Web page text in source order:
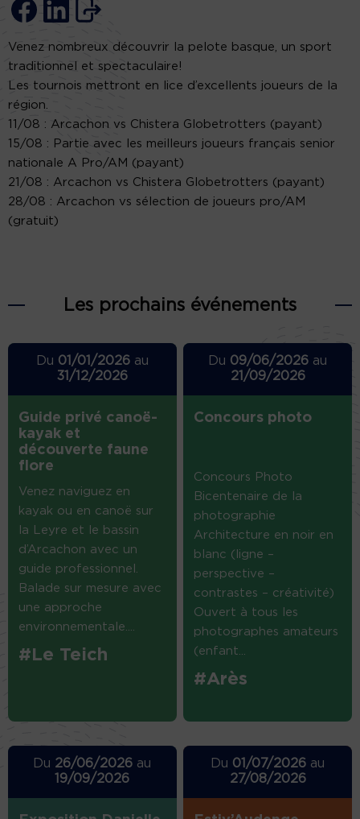
Venez nombreux découvrir la pelote basque, un sport
traditionnel et spectaculaire!
Les tournois mettront en lice d’excellents joueurs de la
région.
11/08 : Arcachon vs Chistera Globetrotters (payant)
15/08 : Partie avec les meilleurs joueurs français senior
nationale A Pro/AM (payant)
21/08 : Arcachon vs Chistera Globetrotters (payant)
28/08 : Arcachon vs sélection de joueurs pro/AM
(gratuit)
Les prochains événements
Du 01/01/2026au
31/12/2026
Guide privé canoë-
kayak et
découverte faune
flore
Venez naviguez en
kayak ou en canoë sur
la Leyre et le bassin
d’Arcachon avec un
guide professionnel.
Balade sur mesure avec
une approche
environnementale....
#Le Teich
Du 09/06/2026 au
21/09/2026
Concours photo
Concours Photo
Bicentenaire de la
photographie
Architecture en noir en
blanc (ligne –
perspective –
contrastes – créativité)
Ouvert à tous les
photographes amateurs
(enfant...
#Arès
Du 26/06/2026 au
19/09/2026
Du 01/07/2026 au
27/08/2026